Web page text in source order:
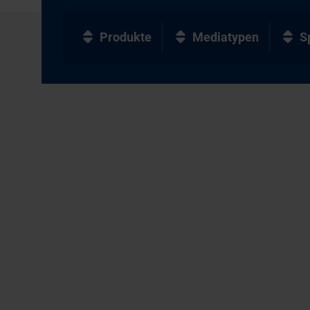
Produkte Mediatypen